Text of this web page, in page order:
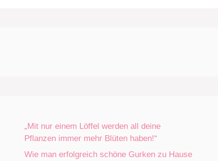
„Mit nur einem Löffel werden all deine
Pflanzen immer mehr Blüten haben!“
Wie man erfolgreich schöne Gurken zu Hause